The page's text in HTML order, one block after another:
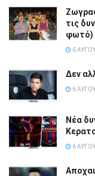
τις
φωτό)
6
Δεν
6
Νέα
6